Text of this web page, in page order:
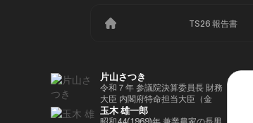
TS26 報告書
片山さつき
令和７年 参議院決算委員長 財務
大臣 内閣府特命担当大臣（金
融） 租税特別措置・補助金見直
し担当 （高市内閣）
玉木 雄一郎
昭和44(1969)年 兼業農家の長男